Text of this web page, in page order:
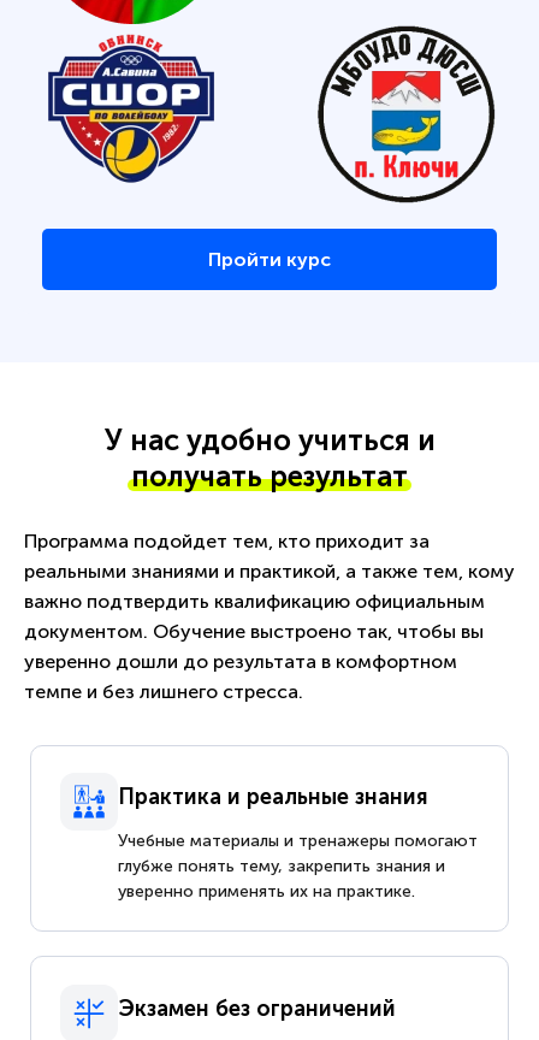
Пройти курс
У нас удобно учиться и
получать результат
Программа подойдет тем, кто приходит за
реальными знаниями и практикой, а также тем, кому
важно подтвердить квалификацию официальным
документом. Обучение выстроено так, чтобы вы
уверенно дошли до результата в комфортном
темпе и без лишнего стресса.
Практика и реальные знания
Учебные материалы и тренажеры помогают
глубже понять тему, закрепить знания и
уверенно применять их на практике.
Экзамен без ограничений